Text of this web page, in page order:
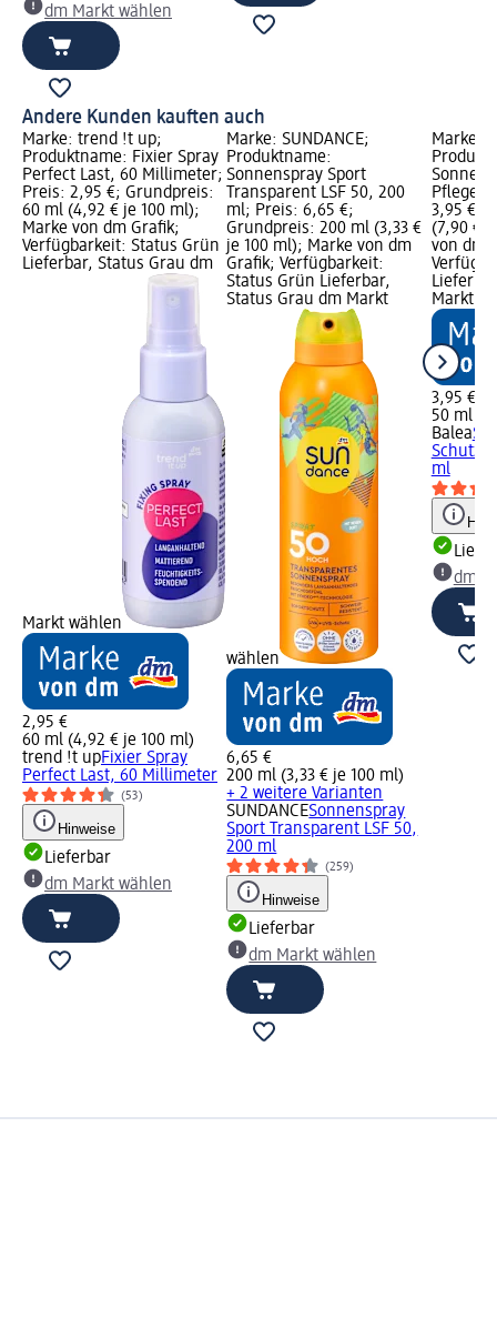
dm Markt wählen
Andere Kunden kauften auch
Marke: trend !t up;
Produktname: Fixier Spray
Perfect Last, 60 Millimeter;
Preis: 2,95 €; Grundpreis:
60 ml (4,92 € je 100 ml);
Marke von dm Grafik;
Verfügbarkeit: Status Grün
Lieferbar, Status Grau dm
Markt wählen
2,95 €
60 ml (4,92 € je 100 ml)
trend !t upFixier Spray
Perfect Last, 60 Millimeter
(53)
Hinweise
Lieferbar
dm Markt wählen
Marke: SUNDANCE;
Produktname:
Sonnenspray Sport
Transparent LSF 50, 200
ml; Preis: 6,65 €;
Grundpreis: 200 ml (3,33 €
je 100 ml); Marke von dm
Grafik; Verfügbarkeit:
Status Grün Lieferbar,
Status Grau dm Markt
wählen
6,65 €
200 ml (3,33 € je 100 ml)
+ 2 weitere Varianten
SUNDANCESonnenspray
Sport Transparent LSF 50,
200 ml
(259)
Hinweise
Lieferbar
dm Markt wählen
Marke:
Pflege
3,95 €;
(7,90 €
von dm
Markt
3,95 €
50 ml
Balea
Schutz
ml
dm